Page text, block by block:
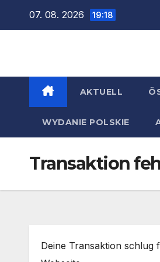
07. 08. 2026 19:18
AKTUELL
WYDANIE POLSKIE
Transaktion
Deine Transaktion schlug